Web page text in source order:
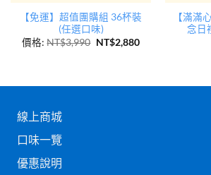
【免運】超值團購組 36杯裝
(任選口味)
價格:NT$3,990 NT$2,880
【滿滿
念日
線上商城
口味一覽
優惠說明